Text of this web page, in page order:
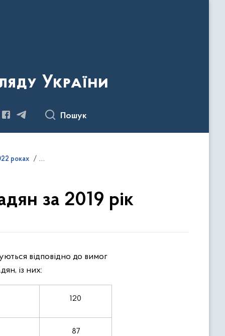
України
Пошук
роках
за 2019 рік
відповідно до вимог
із них:
120
87